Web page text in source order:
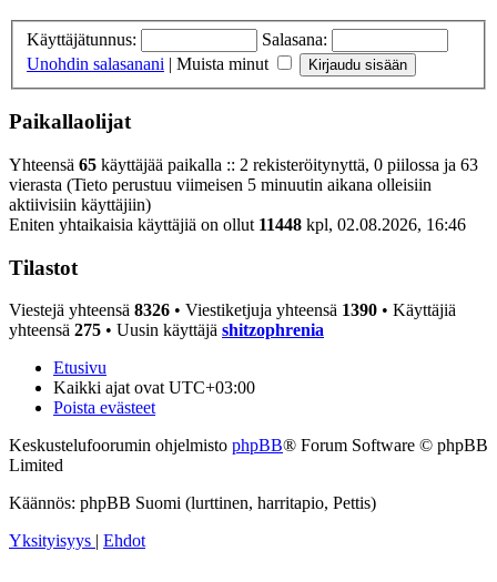
Käyttäjätunnus:
Salasana:
Unohdin salasanani | Muista minut
Paikallaolijat
Yhteensä 65 käyttäjää paikalla :: 2 rekisteröitynyttä, 0 piilossa ja 63
vierasta (Tieto perustuu viimeisen 5 minuutin aikana olleisiin
aktiivisiin käyttäjiin)
Eniten yhtaikaisia käyttäjiä on ollut 11448 kpl, 02.08.2026, 16:46
Tilastot
Viestejä yhteensä 8326 • Viestiketjuja yhteensä 1390 • Käyttäjiä
yhteensä 275 • Uusin käyttäjä shitzophrenia
Etusivu
Kaikki ajat ovat UTC+03:00
Poista evästeet
Keskustelufoorumin ohjelmisto phpBB® Forum Software © phpBB
Limited
Käännös: phpBB Suomi (lurttinen, harritapio, Pettis)
Yksityisyys | Ehdot